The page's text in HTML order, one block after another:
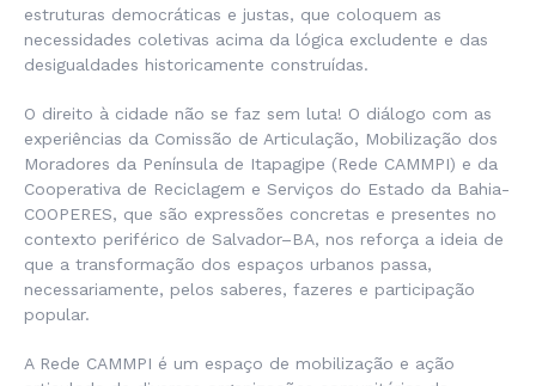
estruturas democráticas e justas, que coloquem as
necessidades coletivas acima da lógica excludente e das
desigualdades historicamente construídas.
O direito à cidade não se faz sem luta! O diálogo com as
experiências da Comissão de Articulação, Mobilização dos
Moradores da Península de Itapagipe (Rede CAMMPI) e da
Cooperativa de Reciclagem e Serviços do Estado da Bahia-
COOPERES, que são expressões concretas e presentes no
contexto periférico de Salvador–BA, nos reforça a ideia de
que a transformação dos espaços urbanos passa,
necessariamente, pelos saberes, fazeres e participação
popular.
A Rede CAMMPI é um espaço de mobilização e ação